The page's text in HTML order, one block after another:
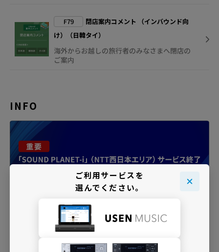
F79
閉店案内コメント （インバウンド向
け）（日韓タイ）
海外からお越しの旅行者のみなさまへ閉店の
ご案内
INFO
ご利用サービスを
選んでください。